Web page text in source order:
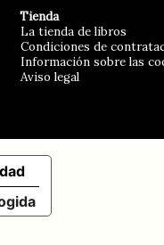
Tienda
La tienda de libros
Condiciones de
Información sobre las
Aviso legal